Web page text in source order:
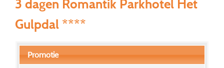
3 dagen Romantik Parkhotel Het
Gulpdal ****
Promotie